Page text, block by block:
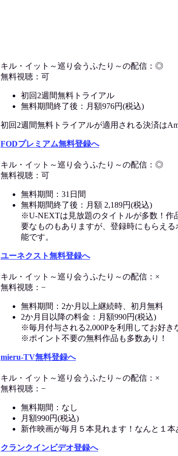
キル・イット～巡り会うふたり～の配信：◎
無料視聴：可
初回2週間無料トライアル
無料期間終了後：月額976円(税込)
初回2週間無料トライアルが適用される決済は
FODプレミアム無料登録へ
キル・イット～巡り会うふたり～の配信：◎
無料視聴：可
無料期間：31日間
無料期間終了後：月額 2,189円(税込)
※U-NEXTは見放題のタイトルが多数！作
要なものもありますが、登録時にもらえ
能です。
ユーネクスト無料登録へ
キル・イット～巡り会うふたり～の配信：×
無料視聴：−
無料期間：2か月以上継続時、初月無料
2か月目以降の料金：月額990円(税込)
※毎月付与される2,000Pを利用してお好き
※ポイント不要の無料作品も多数あり！
mieru-TV無料登録へ
キル・イット～巡り会うふたり～の配信：×
無料視聴：−
無料期間：なし
月額990円(税込)
新作映画が毎月５本見れます！なんと１本
クランクインビデオ登録へ